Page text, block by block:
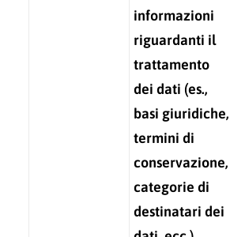
informazioni
riguardanti il
trattamento
dei dati (es.,
basi giuridiche,
termini di
conservazione,
categorie di
destinatari dei